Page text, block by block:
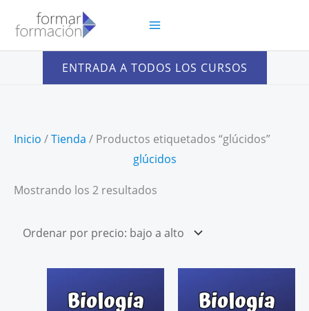
contenido
ENTRADA A TODOS LOS CURSOS
Inicio /Tienda / Productos etiquetados “glúcidos”
glúcidos
Mostrando los 2 resultados
precio:
a